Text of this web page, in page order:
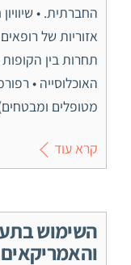
החברתית. •
אזוריות של
תחרות בין
האוכלוסייה •
מטופלים
קרא עוד
השימוש